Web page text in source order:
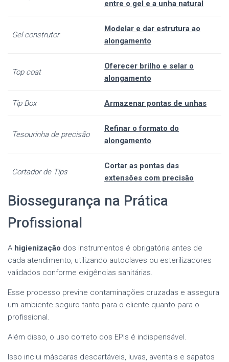
entre o gel e a unha natural
Gel construtor
Modelar e dar estrutura ao
alongamento
Top coat
Oferecer brilho e selar o
alongamento
Tip Box Armazenar pontas de unhas
Tesourinha de precisão
Refinar o formato do
alongamento
Cortador de Tips
Cortar as pontas das
extensões com precisão
Biossegurança na Prática
Profissional
A higienização dos instrumentos é obrigatória antes de
cada atendimento, utilizando autoclaves ou esterilizadores
validados conforme exigências sanitárias.
Esse processo previne contaminações cruzadas e assegura
um ambiente seguro tanto para o cliente quanto para o
profissional.
Além disso, o uso correto dos EPIs é indispensável.
Isso inclui máscaras descartáveis, luvas, aventais e sapatos